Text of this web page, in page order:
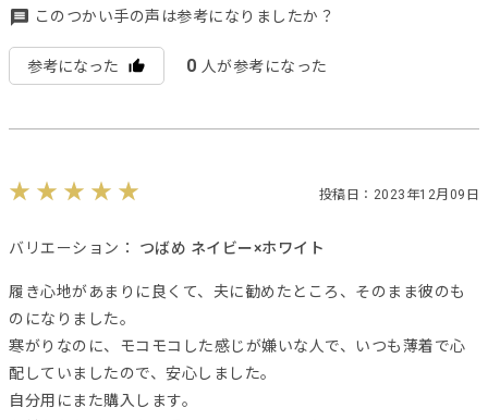
このつかい手の声は参考になりましたか？
参考になった 0 人が参考になった
投稿日：2023年12月09日
バリエーション： つばめ ネイビー×ホワイト
履き心地があまりに良くて、夫に勧めたところ、そのまま彼のも
のになりました。
寒がりなのに、モコモコした感じが嫌いな人で、いつも薄着で心
配していましたので、安心しました。
自分用にまた購入します。